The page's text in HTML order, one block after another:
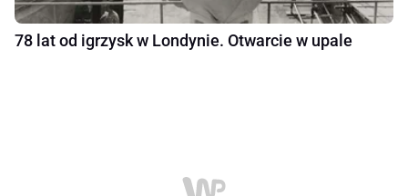
78 lat od igrzysk w Londynie. Otwarcie w upale